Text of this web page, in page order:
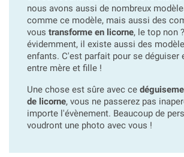
nous avons aussi de nombreux
comme ce modèle, mais aussi des
vous transforme en licorne, le top non
évidemment, il existe aussi des
enfants. C'est parfait pour se déguiser
entre mère et fille !
Une chose est sûre avec ce
de licorne, vous ne passerez pas
importe l'évènement. Beaucoup de
voudront une photo avec vous !